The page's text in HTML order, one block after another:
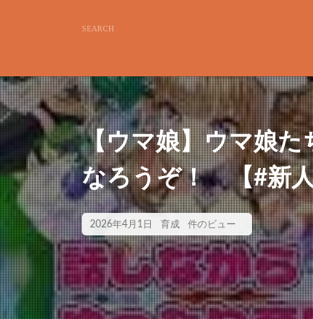
【ウマ娘】ウマ娘た
なろうぞ！ 【#新
2026年4月1日 育成 件のビュー